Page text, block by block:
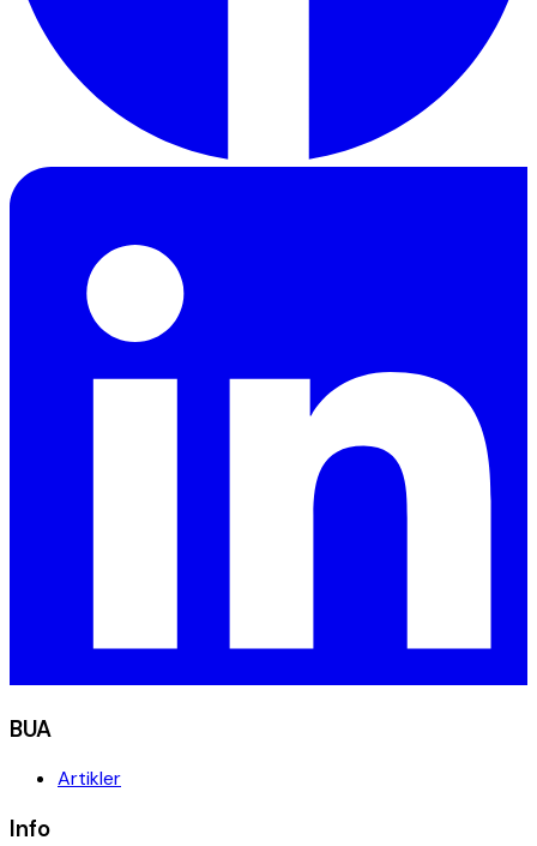
BUA
Artikler
Info